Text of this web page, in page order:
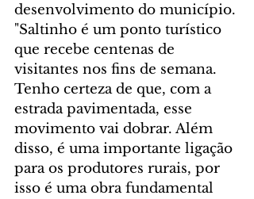
desenvolvimento do município.
"Saltinho é um ponto turístico
que recebe centenas de
visitantes nos fins de semana.
Tenho certeza de que, com a
estrada pavimentada, esse
movimento vai dobrar. Além
disso, é uma importante ligação
para os produtores rurais, por
isso é uma obra fundamental